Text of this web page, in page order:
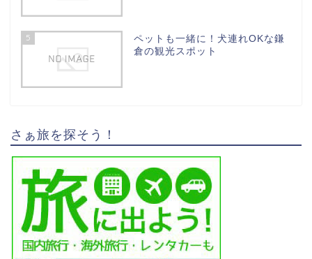
5
ペットも一緒に！犬連れOKな鎌
倉の観光スポット
さぁ旅を探そう！